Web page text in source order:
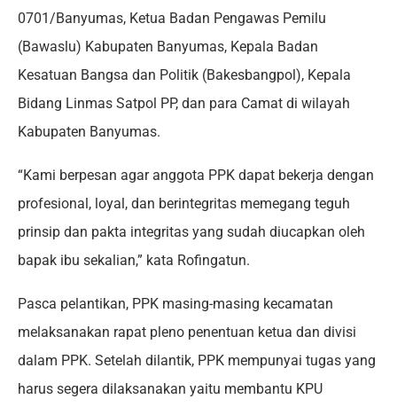
0701/Banyumas, Ketua Badan Pengawas Pemilu
(Bawaslu) Kabupaten Banyumas, Kepala Badan
Kesatuan Bangsa dan Politik (Bakesbangpol), Kepala
Bidang Linmas Satpol PP, dan para Camat di wilayah
Kabupaten Banyumas.
“Kami berpesan agar anggota PPK dapat bekerja dengan
profesional, loyal, dan berintegritas memegang teguh
prinsip dan pakta integritas yang sudah diucapkan oleh
bapak ibu sekalian,” kata Rofingatun.
Pasca pelantikan, PPK masing-masing kecamatan
melaksanakan rapat pleno penentuan ketua dan divisi
dalam PPK. Setelah dilantik, PPK mempunyai tugas yang
harus segera dilaksanakan yaitu membantu KPU